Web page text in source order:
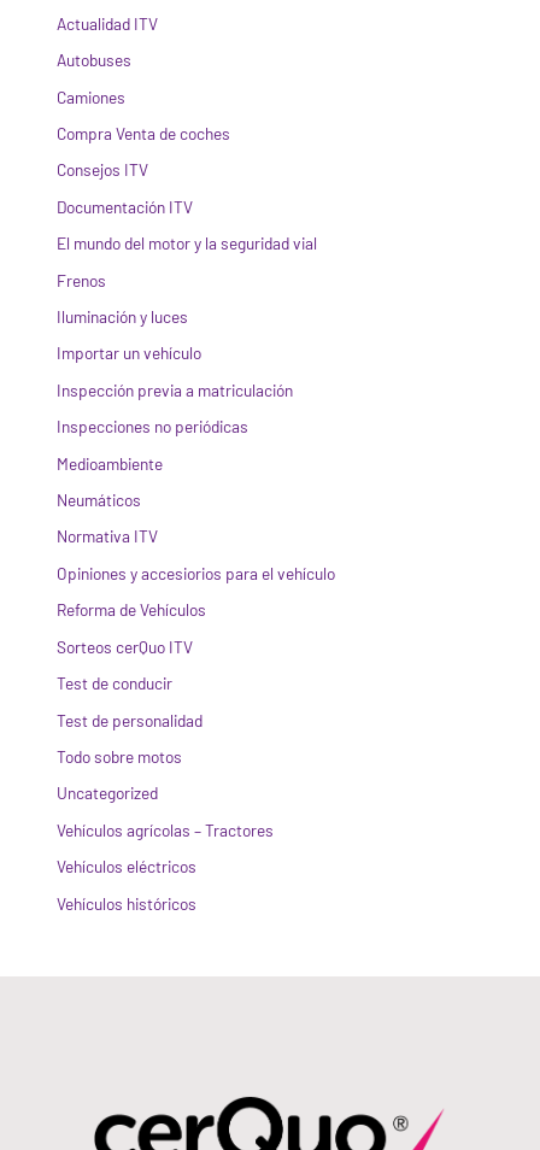
Actualidad ITV
Autobuses
Camiones
Compra Venta de coches
Consejos ITV
Documentación ITV
El mundo del motor y la seguridad vial
Frenos
Iluminación y luces
Importar un vehículo
Inspección previa a matriculación
Inspecciones no periódicas
Medioambiente
Neumáticos
Normativa ITV
Opiniones y accesiorios para el vehículo
Reforma de Vehículos
Sorteos cerQuo ITV
Test de conducir
Test de personalidad
Todo sobre motos
Uncategorized
Vehículos agrícolas – Tractores
Vehículos eléctricos
Vehículos históricos